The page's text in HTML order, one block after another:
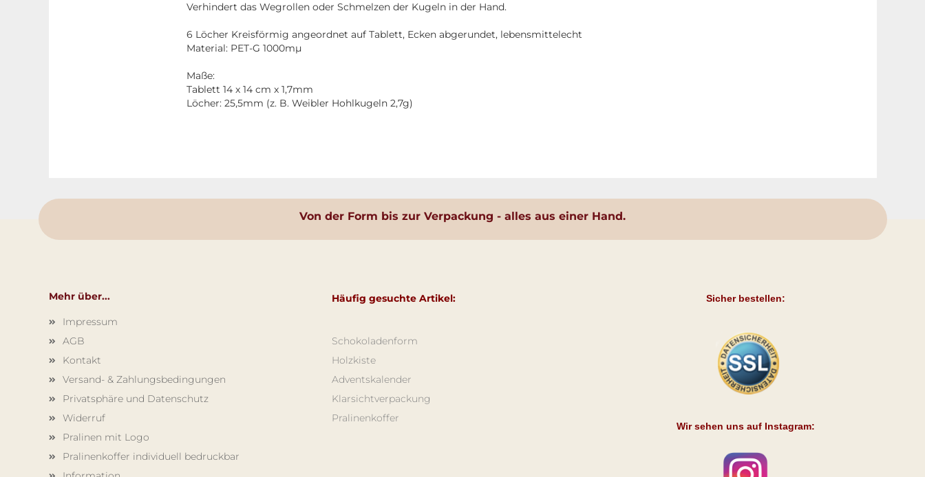
Verhindert das Wegrollen oder Schmelzen der Kugeln in der Hand.
6 Löcher Kreisförmig angeordnet auf Tablett, Ecken abgerundet, lebensmittelecht
Material: PET-G 1000mµ
Maße:
Tablett 14 x 14 cm x 1,7mm
Löcher: 25,5mm (z. B. Weibler Hohlkugeln 2,7g)
Von der Form bis zur Verpackung - alles aus einer Hand.
Mehr über...
Impressum
AGB
Kontakt
Versand- & Zahlungsbedingungen
Privatsphäre und Datenschutz
Widerruf
Pralinen mit Logo
Pralinenkoffer individuell bedruckbar
Häufig gesuchte Artikel:
Schokoladenform
Holzkiste
Adventskalender
Klarsichtverpackung
Pralinenkoffer
Sicher bestellen:
Wir sehen uns auf Instagram: